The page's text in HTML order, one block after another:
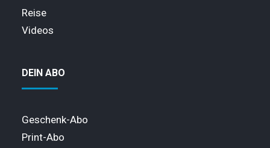
Reise
Videos
DEIN ABO
Geschenk-Abo
Print-Abo